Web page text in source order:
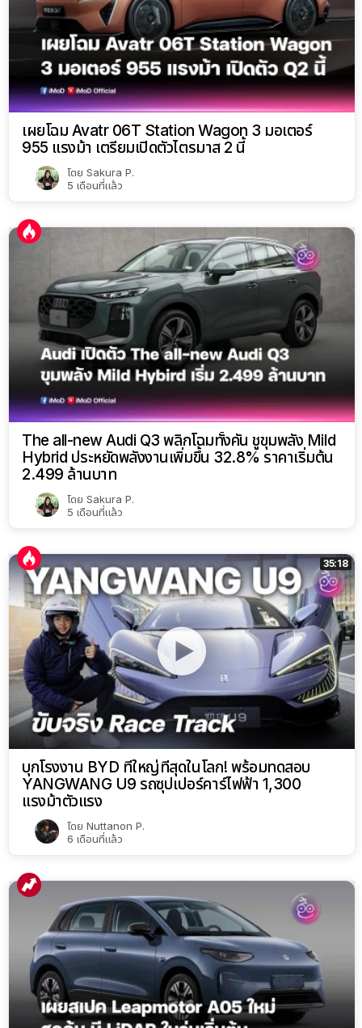
เผยโฉม Avatr 06T Station Wagon 3 มอเตอร์
955 แรงม้า เตรียมเปิดตัวไตรมาส 2 นี้
โดย Sakura P.
5 เดือนที่แล้ว
The all-new Audi Q3 พลิกโฉมทั้งคัน ชูขุมพลัง Mild
Hybrid ประหยัดพลังงานเพิ่มขึ้น 32.8% ราคาเริ่มต้น
2.499 ล้านบาท
โดย Sakura P.
5 เดือนที่แล้ว
35:18
บุกโรงงาน BYD ที่ใหญ่ที่สุดในโลก! พร้อมทดสอบ
YANGWANG U9 รถซุปเปอร์คาร์ไฟฟ้า 1,300
แรงม้าตัวแรง
โดย Nuttanon P.
6 เดือนที่แล้ว